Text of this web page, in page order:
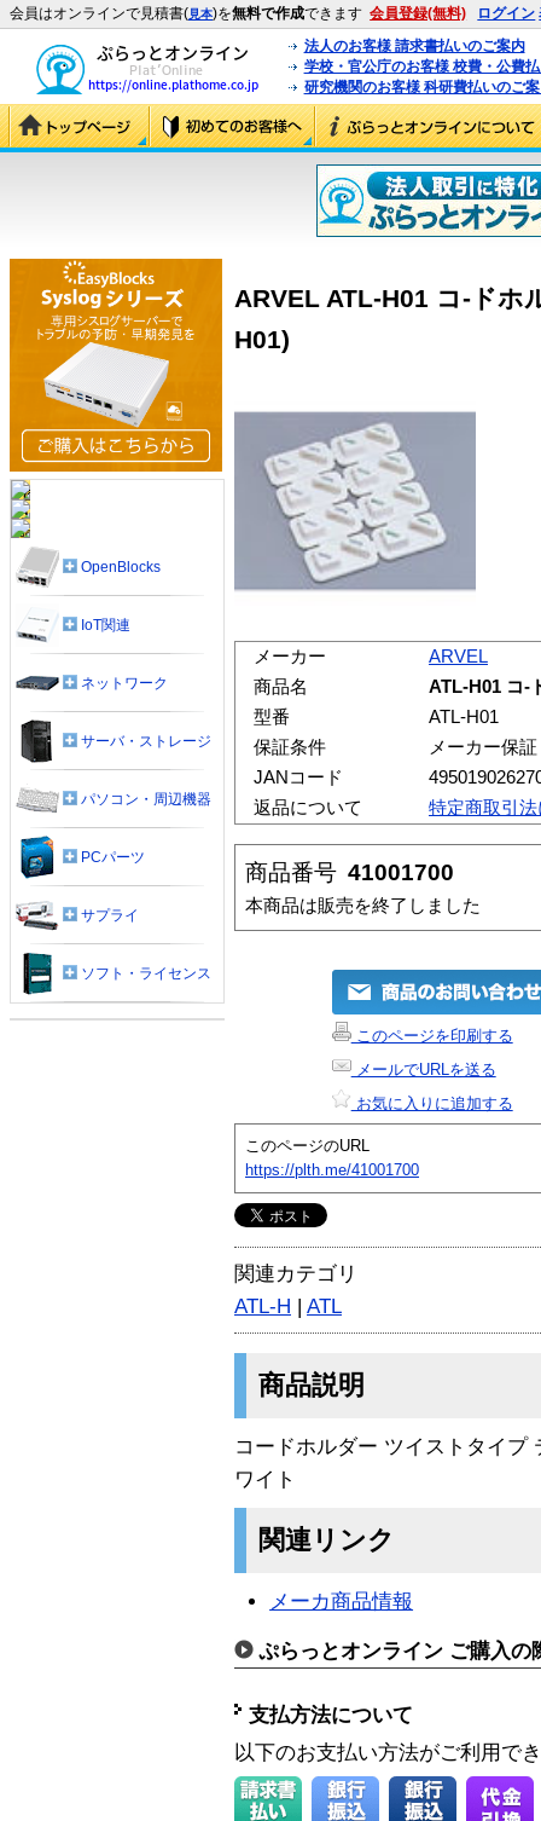
会員はオンラインで見積書(見本)を無料で作成できます 会員登録(無料) ログイン
法人のお客様 請求書払いのご案内
学校・官公庁のお客様 校費・公費
研究機関のお客様 科研費払いのご
ARVEL ATL-H01 コ-ドホ
H01)
メーカー
ARVEL
商品名
ATL-H01 コ-
型番
ATL-H01
保証条件
メーカー保証
JANコード
返品について
特定商取引
商品番号 41001700
本商品は販売を終了しました
このページを印刷する
メールでURLを送る
お気に入りに追加する
このページのURL
https://plth.me/41001700
関連カテゴリ
ATL-H | ATL
商品説明
コードホルダー ツイストタイプ
ワイト
関連リンク
メーカ商品情報
ぷらっとオンライン ご購入の
支払方法について
以下のお支払い方法がご利用で
OpenBlocks
IoT関連
ネットワーク
サーバ・ストレージ
パソコン・周辺機器
PCパーツ
サプライ
ソフト・ライセンス